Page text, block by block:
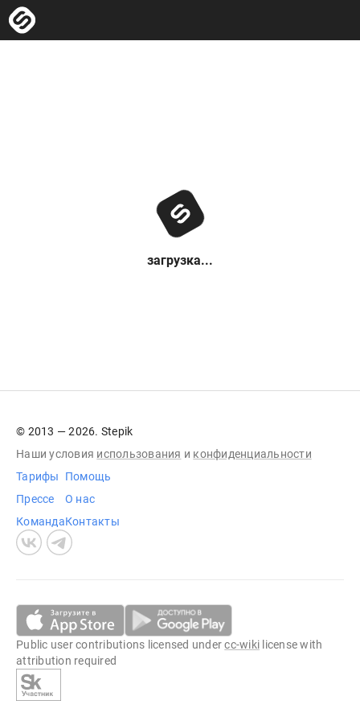
загрузка...
© 2013 — 2026. Stepik
Наши условия использования и конфиденциальности
Тарифы
Прессе
Команда
Помощь
О нас
Контакты
Public user contributions licensed undercc-wiki license with
attribution required